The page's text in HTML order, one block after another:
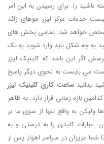
باشید را. برای رسیدن به این امر
خدمات مرکز لیزر موهای زائد
مشخص خواهد شد. تمامی بخش های
به چه شکل باید وارد شوید به یک
اگر این باشد که کلینیک لیزر
می بایست به نحوی دیگر پاسخ
بدانیدساعت کاری کلینیک لیزر
بازه زمانی قرار دارد. به ظاهر
به واقع تنها از سوی ما بر
عبارات کلیدی را به درستی و به
شما عزیزان در سراسر اهواز پس از